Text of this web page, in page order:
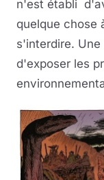
n'est établi
quelque chose
s'interdire.
d'exposer les